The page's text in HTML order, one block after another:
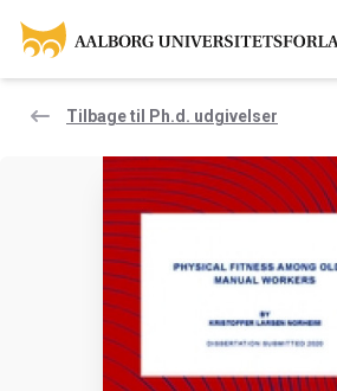
Tilbage til Ph.d. udgivelser